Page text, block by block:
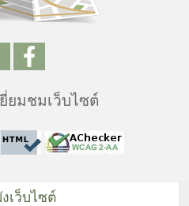
ยมชมเว็บไซต์
เว็บไซต์